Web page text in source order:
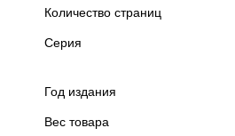
Количество страниц
Серия
Год издания
Вес товара